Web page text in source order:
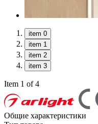
item 0
item 1
item 2
item 3
Item 1 of 4
Общие характеристики